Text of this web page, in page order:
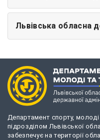
Львівська обласна
Департамент спорту,
підрозділом Львівської
забезпечує на території